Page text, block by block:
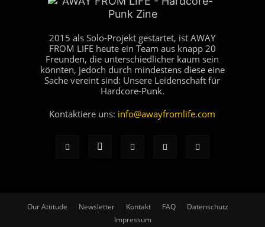
2015 als Solo-Projekt gestartet, ist AWAY
FROM LIFE heute ein Team aus knapp 20
Freunden, die unterschiedlicher kaum sein
könnten, jedoch durch mindestens diese eine
Sache vereint sind: Unsere Leidenschaft für
Hardcore-Punk.
Kontaktiere uns: info@awayfromlife.com
Our Attitude Newsletter Kontakt FAQ
Datenschutz
Impressum